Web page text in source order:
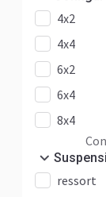
4x2
4x4
6x2
6x4
8x4
ressort